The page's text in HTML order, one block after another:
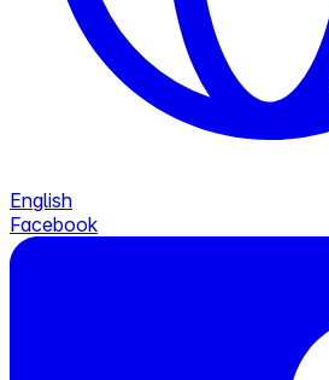
English
Facebook